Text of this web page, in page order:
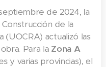
de 2024, la
de la
(UOCRA) actualizó las
Para la Zona A
y varias provincias), el